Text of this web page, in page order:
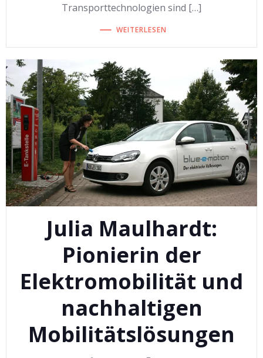
Transporttechnologien sind […]
WEITERLESEN
Julia Maulhardt:
Pionierin der
Elektromobilität und
nachhaltigen
Mobilitätslösungen